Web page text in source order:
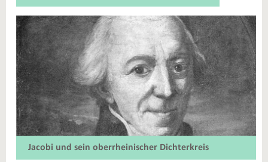
Jacobi und sein oberrheinischer Dichterkreis